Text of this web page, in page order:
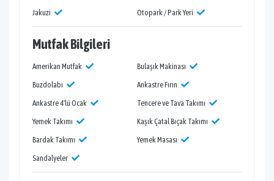
Jakuzi
Otopark / Park Yeri
Mutfak Bilgileri
Amerikan Mutfak
Bulaşık Makinası
Buzdolabı
Ankastre Fırın
Ankastre 4'lü Ocak
Tencere ve Tava Takımı
Yemek Takımı
Kaşık Çatal Bıçak Takımı
Bardak Takımı
Yemek Masası
Sandalyeler